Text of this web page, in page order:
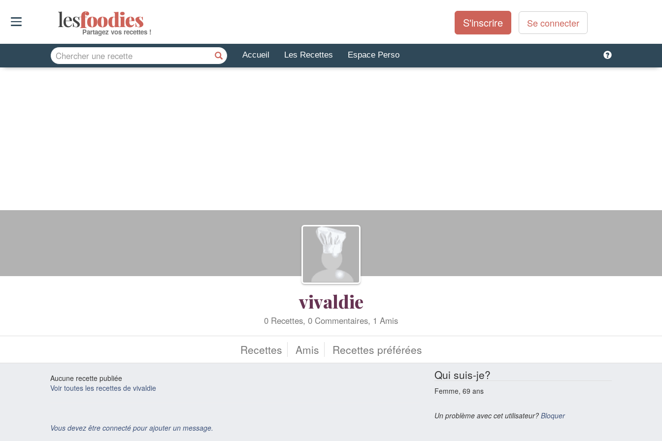
lesfoodies
Partagez vos recettes !
S'inscrire Se connecter
Accueil Les Recettes Espace Perso
vivaldie
0 Recettes, 0 Commentaires, 1 Amis
Recettes Amis Recettes préférées
Aucune recette publiée
Voir toutes les recettes de vivaldie
Vous devez être connecté pour ajouter un message.
Qui suis-je?
Femme, 69 ans
Un problème avec cet utilisateur? Bloquer